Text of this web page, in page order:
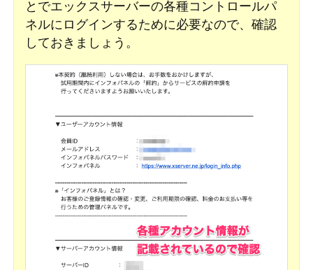
とでエックスサーバーの各種コントロールパ
ネルにログインするために必要なので、確認
しておきましょう。